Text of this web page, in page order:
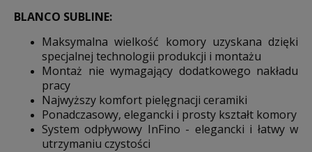
BLANCO SUBLINE:
Maksymalna wielkość komory uzyskana dzięki
specjalnej technologii produkcji i montażu
Montaż nie wymagający dodatkowego nakładu
pracy
Najwyższy komfort pielęgnacji ceramiki
Ponadczasowy, elegancki i prosty kształt komory
System odpływowy InFino - elegancki i łatwy w
utrzymaniu czystości